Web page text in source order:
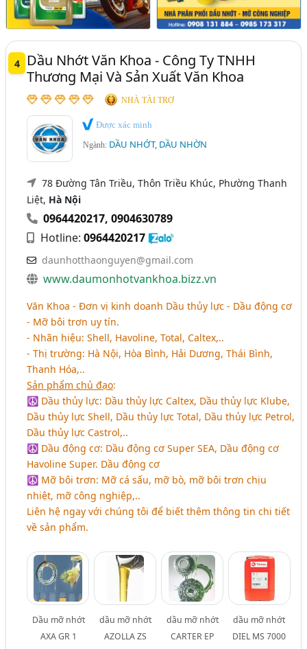
4
Dầu Nhớt Văn Khoa - Công Ty TNHH
Thương Mại Và Sản Xuất Văn Khoa
NHÀ TÀI TRỢ
Được xác minh
Ngành: DẦU NHỚT, DẦU NHỜN
78 Đường Tân Triều, Thôn Triều Khúc, Phường Thanh
Liệt, Hà Nội
0964420217,0904630789
Hotline:0964420217
daunhotthaonguyen@gmail.com
www.daumonhotvankhoa.bizz.vn
Văn Khoa - Đơn vị kinh doanh Dầu thủy lực - Dầu động cơ
- Mỡ bôi trơn uy tín.
- Nhãn hiệu: Shell, Havoline, Total, Caltex,..
- Thị trường: Hà Nội, Hòa Bình, Hải Dương, Thái Bình,
Thanh Hóa,..
Sản phẩm chủ đạo:
☮ Dầu thủy lực: Dầu thủy lực Caltex, Dầu thủy lực Klube,
Dầu thủy lực Shell, Dầu thủy lực Total, Dầu thủy lực Petrol,
Dầu thủy lực Castrol,..
☮ Dầu động cơ: Dầu động cơ Super SEA, Dầu động cơ
Havoline Super. Dầu động cơ
☮ Mỡ bôi trơn: Mỡ cá sấu, mỡ bò, mỡ bôi trơn chịu
nhiệt, mỡ công nghiệp,..
Liên hệ ngay với chúng tôi để biết thêm thông tin chi tiết
về sản phẩm.
Dầu mỡ nhớt
AXA GR 1
dầu mỡ nhớt
AZOLLA ZS
dầu mỡ nhớt
CARTER EP
dầu mỡ nhớt
DIEL MS 7000